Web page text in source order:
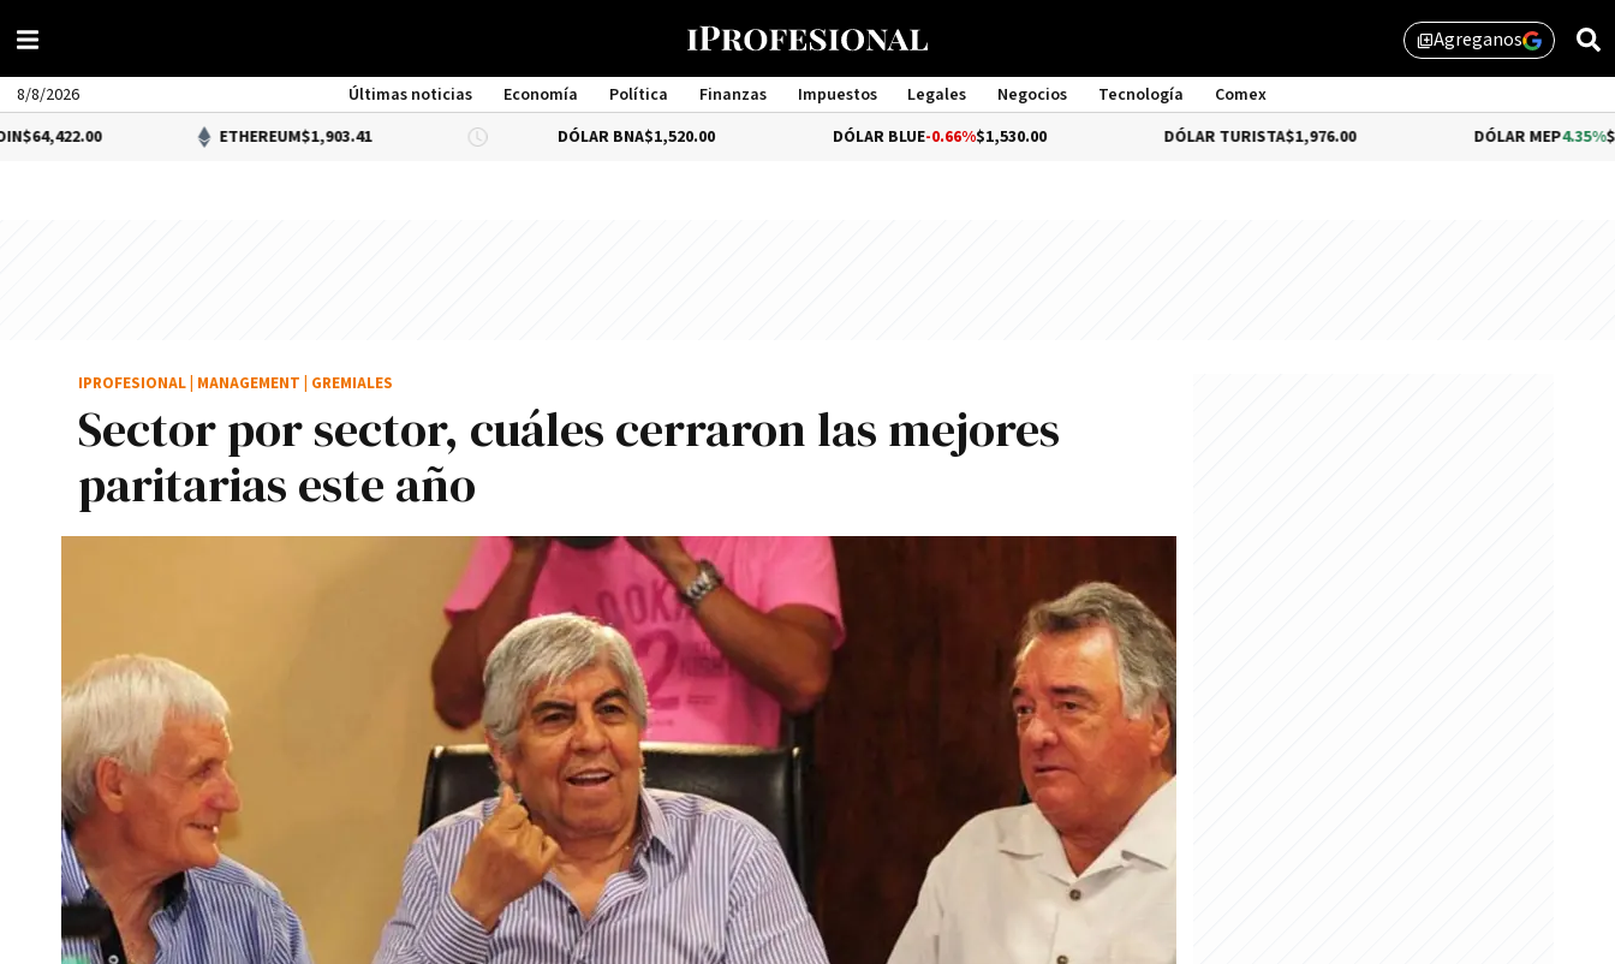
library_addAgreganos
8/8/2026 Últimas noticias Economía Política Finanzas Impuestos Legales Negocios Tecnología
Comex
Management
ETHEREUM$1,903.41 DÓLAR BNA$1,520.00 DÓLAR BLUE-0.66%$1,530.00 DÓLAR TURISTA$1,976.00 DÓLAR MEP4.35%$1,579.46
Sector por sector, cuáles cerraron las mejores
paritarias este año
IPROFESIONAL MANAGEMENT GREMIALES